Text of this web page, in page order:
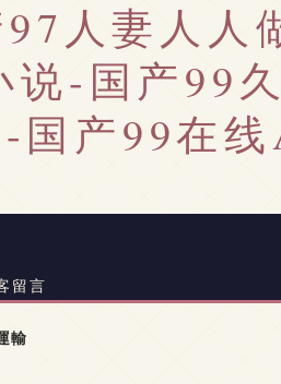
人妻人人
-国产99
国产99在
留言
輸